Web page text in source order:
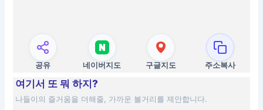
공유 네이버지도 구글지도 주소복사
여기서 또 뭐 하지?
나들이의 즐거움을 더해줄, 가까운 볼거리를 제안합니다.